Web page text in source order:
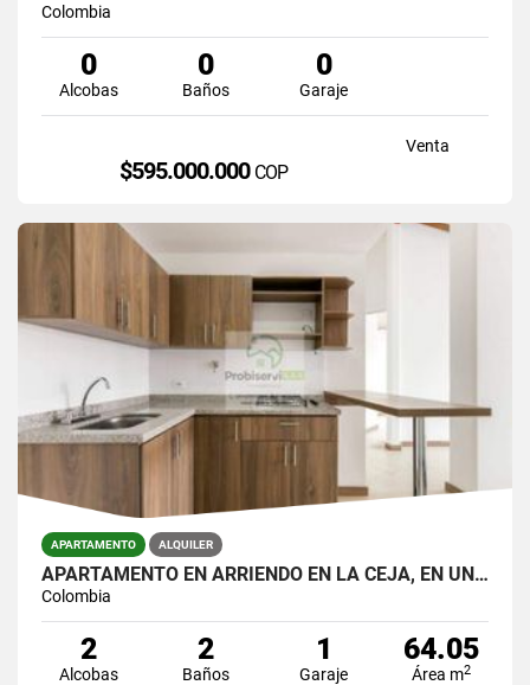
Colombia
0
Alcobas
0
Baños
0
Garaje
Venta
$595.000.000 COP
APARTAMENTO ALQUILER
APARTAMENTO EN ARRIENDO EN LA CEJA, EN UNIDAD CERRADA.
Colombia
2
Alcobas
2
Baños
1
Garaje
64.05
Área m2